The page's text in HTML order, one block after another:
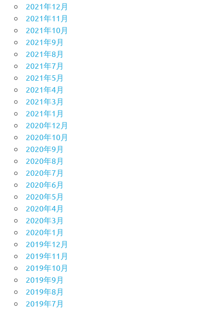
2021年12月
2021年11月
2021年10月
2021年9月
2021年8月
2021年7月
2021年5月
2021年4月
2021年3月
2021年1月
2020年12月
2020年10月
2020年9月
2020年8月
2020年7月
2020年6月
2020年5月
2020年4月
2020年3月
2020年1月
2019年12月
2019年11月
2019年10月
2019年9月
2019年8月
2019年7月